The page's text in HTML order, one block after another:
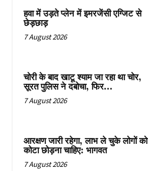
हवा में उड़ते प्लेन में इमरजेंसी एग्जिट से
छेड़छाड़
7 August 2026
चोरी के बाद खाटू श्याम जा रहा था चोर,
सूरत पुलिस ने दबोचा, फिर…
7 August 2026
आरक्षण जारी रहेगा, लाभ ले चुके लोगों को
कोटा छोड़ना चाहिए: भागवत
7 August 2026